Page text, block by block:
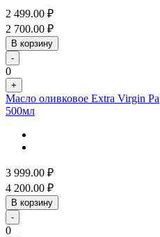
2 499.00 ₽
2 700.00 ₽
В корзину
-
0
+
Масло оливковое Extra Virgin
500мл
3 999.00 ₽
4 200.00 ₽
В корзину
-
0